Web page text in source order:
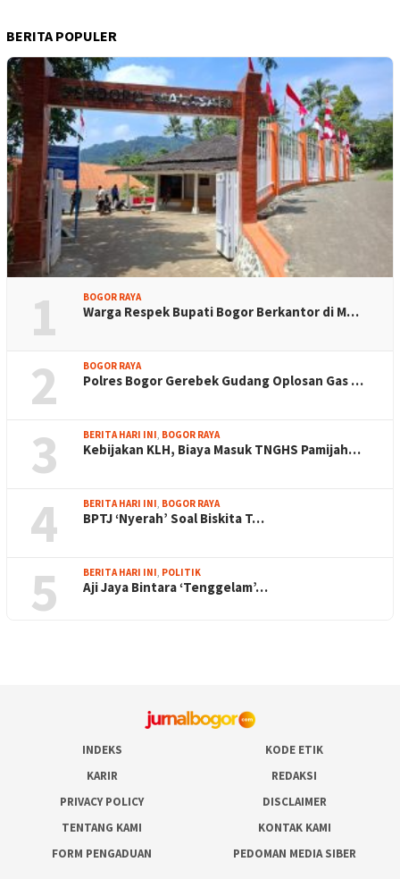
BERITA POPULER
1 BOGOR RAYA
Warga Respek Bupati Bogor Berkantor di M…
2 BOGOR RAYA
Polres Bogor Gerebek Gudang Oplosan Gas …
3 BERITA HARI INI, BOGOR RAYA
Kebijakan KLH, Biaya Masuk TNGHS Pamijah…
4 BERITA HARI INI, BOGOR RAYA
BPTJ ‘Nyerah’ Soal Biskita T…
5 BERITA HARI INI, POLITIK
Aji Jaya Bintara ‘Tenggelam’…
INDEKS
KODE ETIK
KARIR
REDAKSI
PRIVACY POLICY
DISCLAIMER
TENTANG KAMI
KONTAK KAMI
FORM PENGADUAN
PEDOMAN MEDIA SIBER